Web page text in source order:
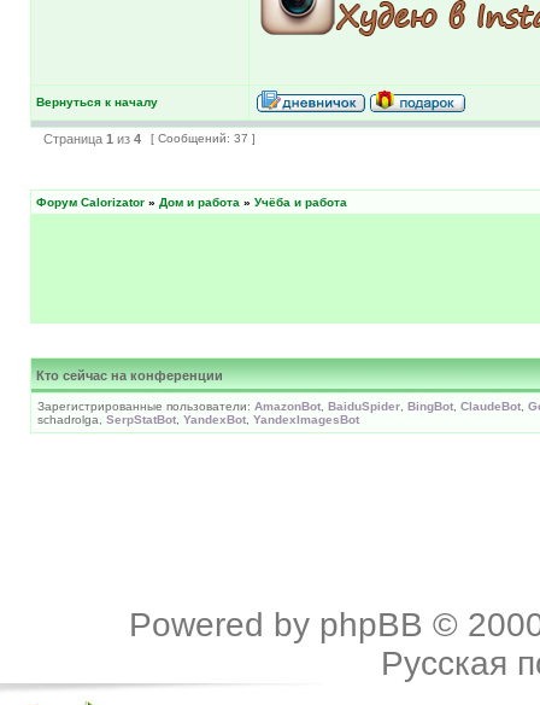
Вернуться к началу
Страница 1 из 4 [ Сообщений: 37 ]
Форум Calorizator » Дом и работа » Учёба и работа
Кто сейчас на конференции
Зарегистрированные пользователи: AmazonBot BaiduSpider BingBot ClaudeBot
schadrolga, SerpStatBot YandexBot YandexImagesBot
Powered by phpBB ©
Русская